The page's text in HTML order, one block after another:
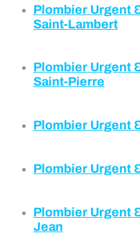
Plombier Urgent
Saint-Lambert
Plombier Urgent
Saint-Pierre
Plombier Urgent
Plombier Urgent
Plombier Urgent
Jean